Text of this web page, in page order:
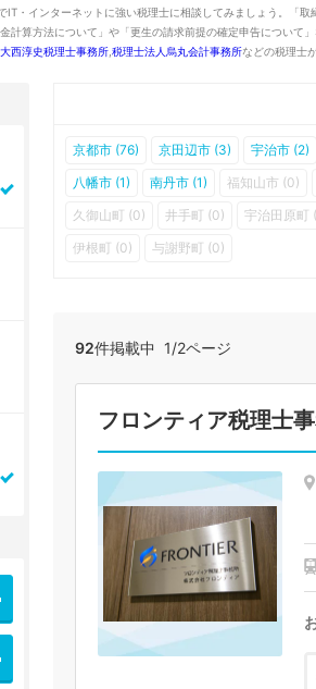
・インターネットに強い税理士に相談してみましょう。「
計算方法について」や「更生の請求前提の確定申告について
大西淳史税理士事務所 税理士法人烏丸会計事務所などの税理士
京都市 (76) 京田辺市 (3) 宇治市 (2)
八幡市 (1)
南丹市 (1) 福知山市 (0)
久御山町 (0)
井手町 (0) 宇治田原町
伊根町 (0)
与謝野町 (0)
92件掲載中 1/2ページ
フロンティア税理士